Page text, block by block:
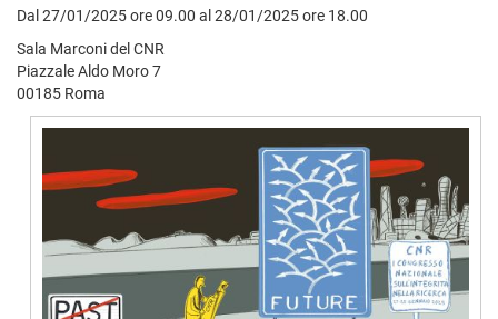
Dal 27/01/2025 ore 09.00 al 28/01/2025 ore 18.00
Sala Marconi del CNR
Piazzale Aldo Moro 7
00185 Roma